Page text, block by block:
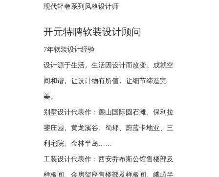
现代轻奢系列风格设计师
开元特聘软装设计顾问
7年软装设计经验
设计源于生活，生活因设计而改变。成就空
间和谐，让设计物有所值，让细节缔造完
美。
别墅设计代表作：麓山国际圆石滩、保利拉
斐庄园、黄龙溪谷、蜀郡、蔚蓝卡地亚、三
利宅院、金林半岛……
工装设计代表作：西安乔布斯公馆售楼部及
样板间、金房玺座售楼部及样板间、峨嵋半